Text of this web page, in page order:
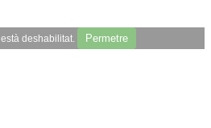
deshabilitat. Permetre